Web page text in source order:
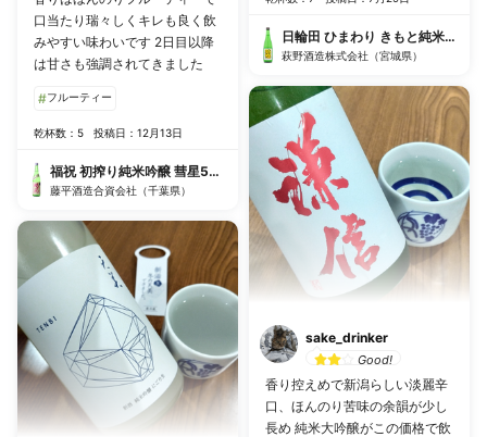
口当たり瑞々しくキレも良く飲
みやすい味わいです 2日目以降
は甘さも強調されてきました
#フルーティー
乾杯数：5 投稿日：12月13日
福祝 初搾り純米吟醸 彗星55%無濾過生原酒
藤平酒造合資会社（千葉県）
日輪田 ひまわり きもと純米酒 超
萩野酒造株式会社（宮城県）
sake_drinker
Good!
香り控えめで新潟らしい淡麗辛
口、ほんのり苦味の余韻が少し
長め 純米大吟醸がこの価格で飲